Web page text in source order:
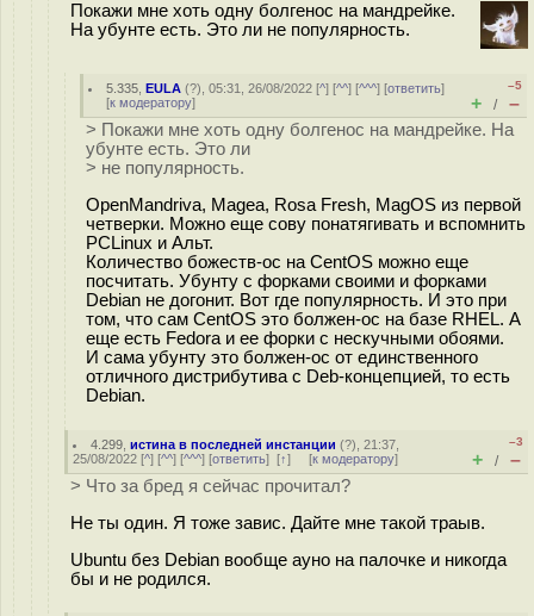
Покажи мне хоть одну болгенос на мандрейке.
На убунте есть. Это ли не популярность.
5.335 ,EULA (?), 05:31, 26/08/2022 [^] [^^] [^^^] [ответить]
[к модератору]
–5
+ / –
> Покажи мне хоть одну болгенос на мандрейке. На
убунте есть. Это ли
> не популярность.
OpenMandriva, Magea, Rosa Fresh, MagOS из первой
четверки. Можно еще сову понатягивать и вспомнить
PCLinux и Альт.
Количество божеств-ос на CentOS можно еще
посчитать. Убунту с форками своими и форками
Debian не догонит. Вот где популярность. И это при
том, что сам CentOS это болжен-ос на базе RHEL. А
еще есть Fedora и ее форки с нескучными обоями.
И сама убунту это болжен-ос от единственного
отличного дистрибутива с Deb-концепцией, то есть
Debian.
4.299 ,истина в последней инстанции (?), 21:37,
25/08/2022 [^] [^^] [^^^] [ответить] [↑] [к модератору]
–3
+ / –
> Что за бред я сейчас прочитал?
Не ты один. Я тоже завис. Дайте мне такой траыв.
Ubuntu без Debian вообще ауно на палочке и никогда
бы и не родился.